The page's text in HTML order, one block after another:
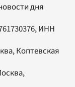
дня
ИНН
Коптевская
,